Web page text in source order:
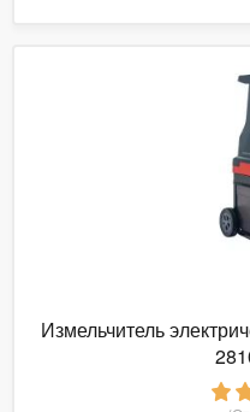
Измельчитель